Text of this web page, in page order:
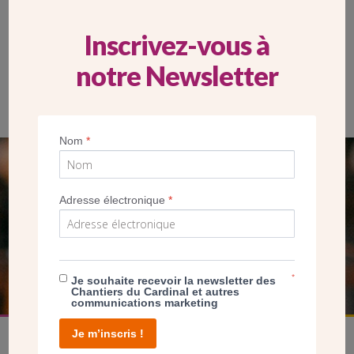
La 3e béatitude de Saint-Louis de Vincennes : « Heureux les
affligés, car ils seront consolés ». Le vieil Adam est consolé par
SEUL VOTRE DON
NOUS PERMET D’AGIR
FAIRE UN DON
Inscrivez-vous à
notre Newsletter
Nom*
Adresse électronique*
Je souhaite recevoir la newsletter des
Chantiers du Cardinal et autres
communications marketing
*
Je m’inscris !